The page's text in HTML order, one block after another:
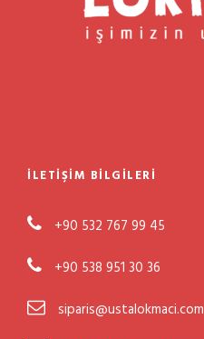
İLETIŞIM BILGILERI
+90 532 767 99 45
+90 538 951 30 36
siparis@ustalokmaci.com